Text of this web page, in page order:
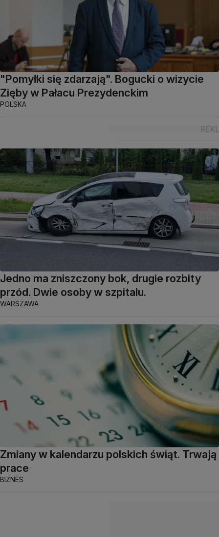
"Pomyłki się zdarzają". Bogucki o wizycie
Zięby w Pałacu Prezydenckim
POLSKA
Jedno ma zniszczony bok, drugie rozbity
przód. Dwie osoby w szpitalu.
WARSZAWA
Zmiany w kalendarzu polskich świąt. Trwają
prace
BIZNES